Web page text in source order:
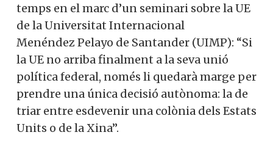
temps en el marc d’un seminari sobre la UE
de la Universitat Internacional
MenéndezPelayo de Santander (UIMP): “Si
la UE no arriba finalment a la seva unió
política federal, només li quedarà marge per
prendre una única decisió autònoma: la de
triar entre esdevenir una colònia dels Estats
Units o de la Xina”.